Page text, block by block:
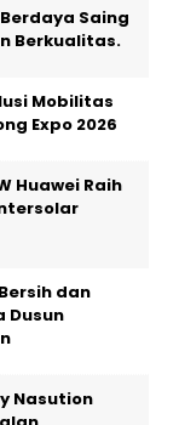
Saing
Berkualitas.
Mobilitas
Expo 2026
Huawei Raih
dan
Dusun
Nasution